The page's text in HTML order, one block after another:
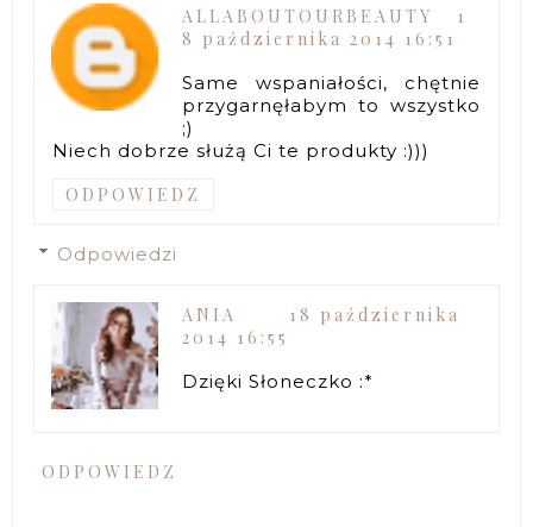
ALLABOUTOURBEAUTY
1
8 października 2014 16:51
Same wspaniałości, chętnie
przygarnęłabym to wszystko
;)
Niech dobrze służą Ci te produkty :)))
ODPOWIEDZ
Odpowiedzi
ANIA
18 października
2014 16:55
Dzięki Słoneczko :*
ODPOWIEDZ